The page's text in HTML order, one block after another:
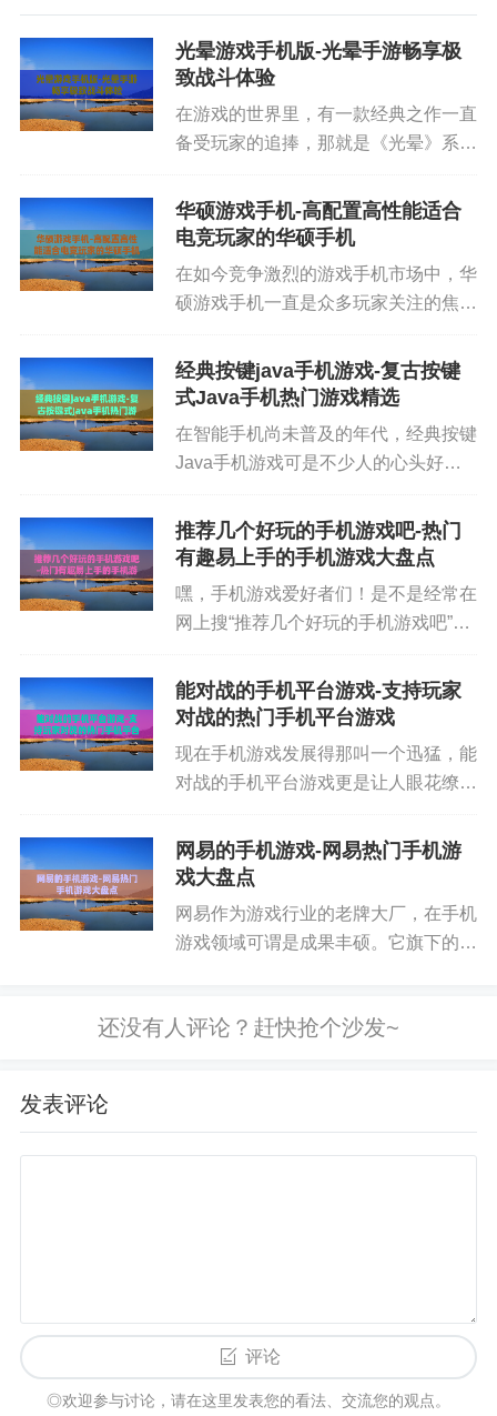
制”
中后期的比特币历史发生了一个关键变化：交易所
与市场基础设施开始成熟。交易所让买卖更便捷、
价格更可发现，也让资金规模更容易汇入或撤出，
同时，监管态度开始成为变量：
监管表态影响市场预期
安全事件影响交易所与用户信任
次较为显著的全球投机潮。
比特币历史并非一路上行。在大幅上涨之后，市场
往往会进入价值重估阶段。2018年以后出现长期回
调，原因包括：
投机资金撤退
价格与叙事脱节
市场更关注基本面（例如网络安全性、采用度、生
这段时期的一个重要意义在于：比特币开始从“短期
进入更近的比特币历史阶段后，影响因素出现明显
变化：
光晕游戏手机版-光晕手游畅享极
致战斗体验
在游戏的世界里，有一款经典之作一直
备受玩家的追捧，那就是《光晕》系
和激烈的战斗，在主机和PC平台上收
获了无数粉丝。而如今，随着移动游戏
华硕游戏手机-高配置高性能适合
电竞玩家的华硕手机
在如今竞争激烈的游戏手机市场中，华
硕游戏手机一直是众多玩家关注的焦
能，在游戏领域闯出了一片天地。 外
观与设计：独特风格尽显游戏魅力 华
经典按键java手机游戏-复古按键
式Java手机热门游戏精选
在智能手机尚未普及的年代，经典按键
Java手机游戏可是不少人的心头好。
个小宝贝，揣在兜里都觉得踏实。这些
游戏虽然画面没有现在这么精美，玩法
推荐几个好玩的手机游戏吧-热门
有趣易上手的手机游戏大盘点
嘿，手机游戏爱好者们！是不是经常在
网上搜“推荐几个好玩的手机游戏吧”，
天我就给大家推荐几款不同类型的超好
玩手机游戏，让你告别游戏荒。 策略
能对战的手机平台游戏-支持玩家
对战的热门手机平台游戏
现在手机游戏发展得那叫一个迅猛，能
对战的手机平台游戏更是让人眼花缭
放松，还能和朋友或者来自五湖四海的
玩家一决高下，特别有乐趣。接下来咱
网易的手机游戏-网易热门手机游
戏大盘点
网易作为游戏行业的老牌大厂，在手机
游戏领域可谓是成果丰硕。它旗下的手
网易的手机游戏涵盖了多个热门类型。
发表评论
评论
◎欢迎参与讨论，请在这里发表您的看法、交流您的观点。